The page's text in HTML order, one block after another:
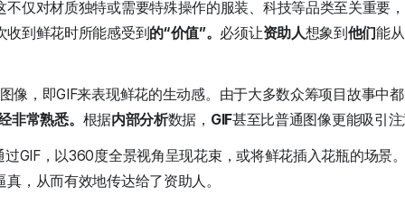
不仅对材质独特或需要特殊操作的服装、科技等品类至关重要
收到鲜花时所能感受到的“价值”。 必须让资助人想象到他们能
像，即GIF来表现鲜花的生动感。由于大多数众筹项目故事中
非常熟悉。 根据内部分析数据， GIF甚至比普通图像更能吸引
过GIF，以360度全景视角呈现花束，或将鲜花插入花瓶的场景
，从而有效地传达给了资助人。